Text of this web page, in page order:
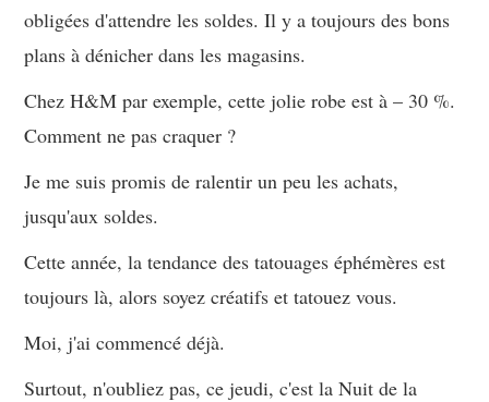
obligées d'attendre les soldes. Il y a toujours des bons
plans à dénicher dans les magasins.
Chez H&M par exemple, cette jolie robe est à – 30 %.
Comment ne pas craquer ?
Je me suis promis de ralentir un peu les achats,
jusqu'aux soldes.
Cette année, la tendance des tatouages éphémères est
toujours là, alors soyez créatifs et tatouez vous.
Moi, j'ai commencé déjà.
Surtout, n'oubliez pas, ce jeudi, c'est la Nuit de la